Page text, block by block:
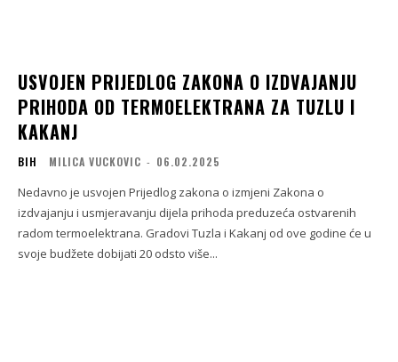
USVOJEN PRIJEDLOG ZAKONA O IZDVAJANJU
PRIHODA OD TERMOELEKTRANA ZA TUZLU I
KAKANJ
BIH MILICA VUCKOVIC - 06.02.2025
Nedavno je usvojen Prijedlog zakona o izmjeni Zakona o
izdvajanju i usmjeravanju dijela prihoda preduzeća ostvarenih
radom termoelektrana. Gradovi Tuzla i Kakanj od ove godine će u
svoje budžete dobijati 20 odsto više...